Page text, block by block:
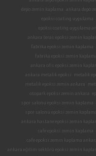
depo zemin kaplama ankara depo
epoksi coating uygulama
epoksi coating uygulama
ankara teras epoksi zemin
fabrika epoksi zemin kaplama
fabrika epoksi zemin
ankara ofis epoksi zemin
ankara metalik epoksi
metalik
metalik epoksi zemin ankara
otopark epoksi zemin ankara
spor salonu epoksi zemin kaplama
spor salonu epoksi zemin
ankara hastane epoksi zemin
cafe epoksi zemin kaplama
cafe epoksi zemin kaplama
ankara eğitim sektörü epoksi zemin